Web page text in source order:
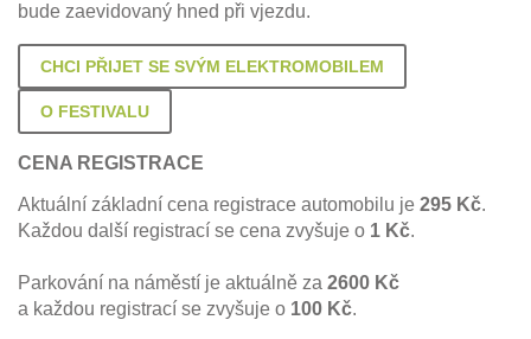
bude zaevidovaný hned při vjezdu.
CHCI PŘIJET SE SVÝM ELEKTROMOBILEM
O FESTIVALU
CENA REGISTRACE
Aktuální základní cena registrace automobilu je 295 Kč.
Každou další registrací se cena zvyšuje o 1 Kč.
Parkování na náměstí je aktuálně za 2600 Kč
a každou registrací se zvyšuje o 100 Kč.